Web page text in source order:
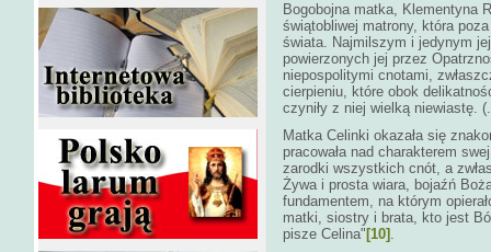
Bogobojna matka, Klementyna
świątobliwej matrony, która
świata. Najmilszym i jedynym
powierzonych jej przez
niepospolitymi cnotami,
cierpieniu, które obok
czyniły z niej wielką niewiastę.
Matka Celinki okazała się
pracowała nad charakterem
zarodki wszystkich cnót, a
Żywa i prosta wiara, bojaźń
fundamentem, na którym
matki, siostry i brata, kto jest
pisze Celina" [10] .